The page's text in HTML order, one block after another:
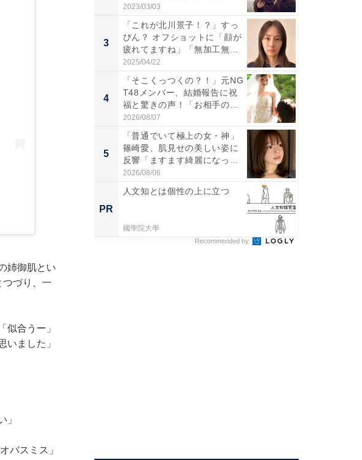
姉御肌とい
つづり、一
合うー」
ました」
」
バスミス」
情...
2023/03/03
3
「これが北川景子！？」すっ
ぴん？ オフショットに「顔が
疲れてますね」「無加工無
表...
2025/04/22
4
「そこくっつくの？！」元NG
T48メンバー、結婚報告に祝
福と驚きの声！「お相手の...
2026/08/07
5
「普通でいて極上の女・神」
篠崎愛、肌見せの美しい姿に
反響「ますます綺麗になって
い...
2026/08/06
PR
人文知とは個性の上に立つ
國學院大學
Recommended by